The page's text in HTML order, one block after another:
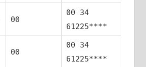
00
00 34
61225****
00
00 34
61225****